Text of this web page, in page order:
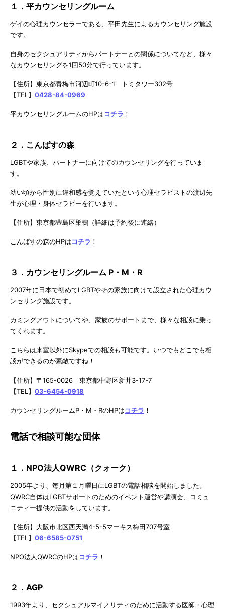
１．平カウンセリングルーム
ゲイの心理カウンセラーである、平田先生によるカウンセリング施設
です。
自身のセクシュアリティからパートナーとの関係についてなど、様々
なカウンセリングを1回50分で行っています。
【住所】東京都青梅市河辺町10-6-1 トミタワー302号
【TEL】 0428-84-0969
平カウンセリングルームのHPはコチラ ！
２．こんぱすの森
LGBTや家族、パートナーに向けてのカウンセリングを行っていま
す。
幼い頃から性別に違和感を覚えていたという心理セラピストの渡辺先
生が心理・身体セラピーを行います。
【住所】東京都豊島区巣鴨（詳細は予約後に連絡）
こんぱすの森のHPはコチラ ！
３．カウンセリングルーム P・M・R
2007年に日本で初めてLGBTやその家族に向けて設立された心理カウ
ンセリング施設です。
カミングアウトについてや、家族のサポートまで、様々な相談に乗っ
てくれます。
こちらは来室以外にSkypeでの相談も可能です。いつでもどこでも相
談ができるのが素敵ですね！
【住所】〒165-0026 東京都中野区新井3-17-7
【TEL】 03-6454-0918
カウンセリングルームP・M・RのHPはコチラ ！
電話で相談可能な団体
１．NPO法人QWRC（クォーク）
2005年より、毎月第１月曜日にLGBTの電話相談を開始しました。
QWRC自体はLGBTサポートのためのイベント運営や講演会、コミュ
ニティー提供の活動をしています。
【住所】大阪市北区西天満4-5-5マーキス梅田707号室
【TEL】 06-6585-0751
NPO法人QWRCのHPはコチラ ！
２．AGP
1993年より、セクシュアルマイノリティのために活動する医師・心理